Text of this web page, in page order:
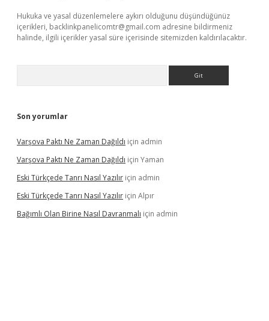
Hukuka ve yasal düzenlemelere aykırı olduğunu düşündüğünüz
içerikleri, backlinkpanelicomtr@gmail.com adresine bildirmeniz
halinde, ilgili içerikler yasal süre içerisinde sitemizden kaldırılacaktır.
Son yorumlar
Varşova Paktı Ne Zaman Dağıldı için admin
Varşova Paktı Ne Zaman Dağıldı için Yaman
Eski Türkçede Tanrı Nasıl Yazılır için admin
Eski Türkçede Tanrı Nasıl Yazılır için Alpır
Bağımlı Olan Birine Nasıl Davranmalı için admin